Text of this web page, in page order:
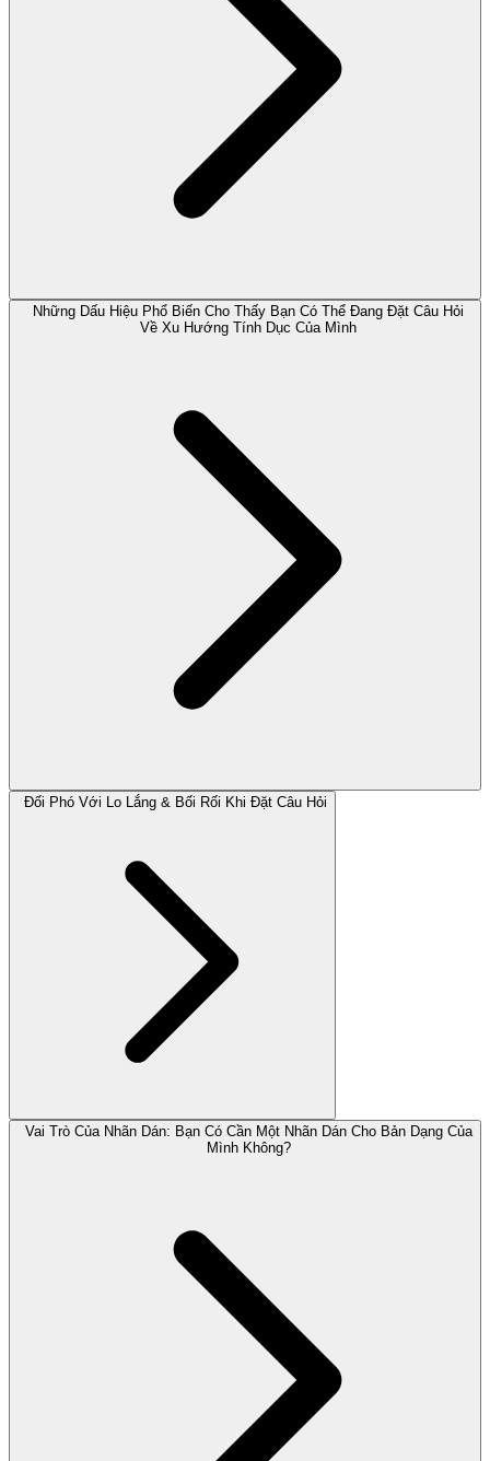
Những Dấu Hiệu Phổ Biến Cho Thấy Bạn Có Thể Đang Đặt Câu Hỏi
Về Xu Hướng Tính Dục Của Mình
Đối Phó Với Lo Lắng & Bối Rối Khi Đặt Câu Hỏi
Vai Trò Của Nhãn Dán: Bạn Có Cần Một Nhãn Dán Cho Bản Dạng Của
Mình Không?